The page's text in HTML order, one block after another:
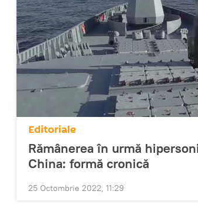
Editoriale
Rămânerea în urmă
China: formă cronică
25 Octombrie 2022, 11:29